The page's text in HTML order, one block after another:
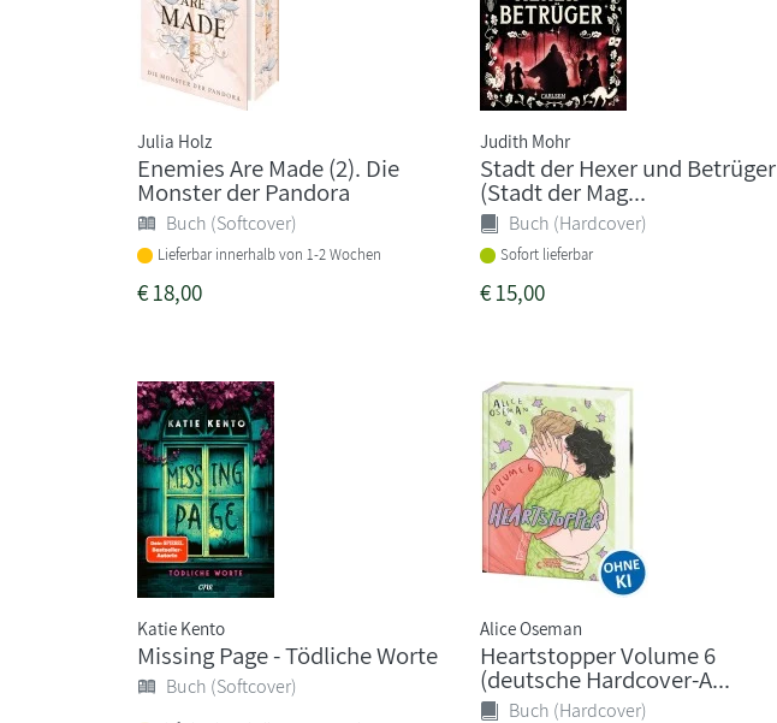
Julia Holz
Enemies Are Made (2). Die
Monster der Pandora
Buch (Softcover)
Lieferbar innerhalb von 1-2 Wochen
€18,00
Judith Mohr
Stadt der Hexer und Betrüger
(Stadt der Mag...
Buch (Hardcover)
Sofort lieferbar
€15,00
Katie Kento
Missing Page - Tödliche Worte
Buch (Softcover)
Alice Oseman
Heartstopper Volume 6
(deutsche Hardcover-A...
Buch (Hardcover)